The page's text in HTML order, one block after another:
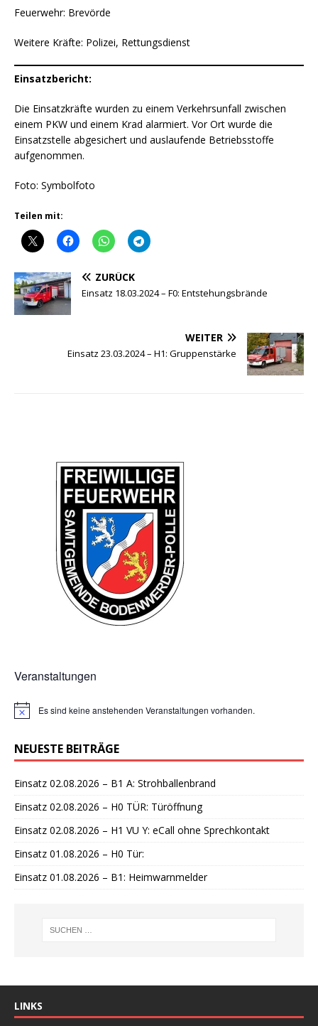
Feuerwehr: Brevörde
Weitere Kräfte: Polizei, Rettungsdienst
Einsatzbericht:
Die Einsatzkräfte wurden zu einem Verkehrsunfall zwischen
einem PKW und einem Krad alarmiert. Vor Ort wurde die
Einsatzstelle abgesichert und auslaufende Betriebsstoffe
aufgenommen.
Foto: Symbolfoto
Teilen mit:
ZURÜCK
Einsatz 18.03.2024 – F0: Entstehungsbrände
WEITER
Einsatz 23.03.2024 – H1: Gruppenstärke
Veranstaltungen
H
w
e
s
Es sind keine anstehenden Veranstaltungen vorhanden.
NEUESTE BEITRÄGE
Einsatz 02.08.2026 – B1 A: Strohballenbrand
Einsatz 02.08.2026 – H0 TÜR: Türöffnung
Einsatz 02.08.2026 – H1 VU Y: eCall ohne Sprechkontakt
Einsatz 01.08.2026 – H0 Tür:
Einsatz 01.08.2026 – B1: Heimwarnmelder
LINKS